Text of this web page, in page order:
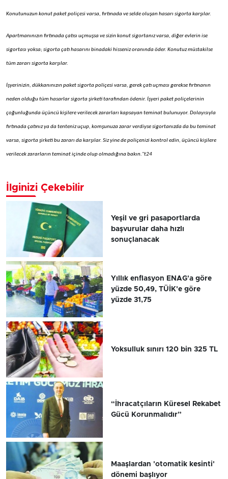
Konutunuzun konut paket poliçesi varsa, fırtınada ve selde oluşan hasarı sigorta karşılar.
Apartmanınızın fırtınada çatısı uçmuşsa ve sizin konut sigortanız varsa, diğer evlerin ise
sigortası yoksa; sigorta çatı hasarını binadaki hisseniz oranında öder. Konutuz müstakilse
tüm zararı sigorta karşılar.
İşyerinizin, dükkanınızın paket sigorta poliçesi varsa, gerek çatı uçması gerekse fırtınanın
neden olduğu tüm hasarlar sigorta şirketi tarafından ödenir. İşyeri paket poliçelerinin
çoğunluğunda üçüncü kişilere verilecek zararları kapsayan teminat bulunuyor. Dolayısıyla
fırtınada çatınız ya da tenteniz uçup, komşunuza zarar verdiyse sigortanızda da bu teminat
varsa, sigorta şirketi bu zararı da karşılar. Siz yine de poliçenizi kontrol edin, üçüncü kişilere
verilecek zararların teminat içinde olup olmadığına bakın.''t24
İlginizi Çekebilir
Yeşil ve gri pasaportlarda
başvurular daha hızlı
sonuçlanacak
Yıllık enflasyon ENAG'a göre
yüzde 50,49, TÜİK'e göre
yüzde 31,75
Yoksulluk sınırı 120 bin 325 TL
“İhracatçıların Küresel Rekabet
Gücü Korunmalıdır”
Maaşlardan 'otomatik kesinti'
dönemi başlıyor